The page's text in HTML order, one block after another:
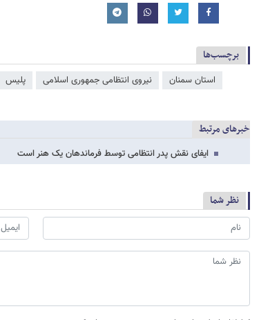
برچسب‌ها
استان سمنان نیروی انتظامی جمهوری اسلامی پلیس
خبرهای مرتبط
ایفای نقش پدر انتظامی توسط فرماندهان یک هنر است
نظر شما